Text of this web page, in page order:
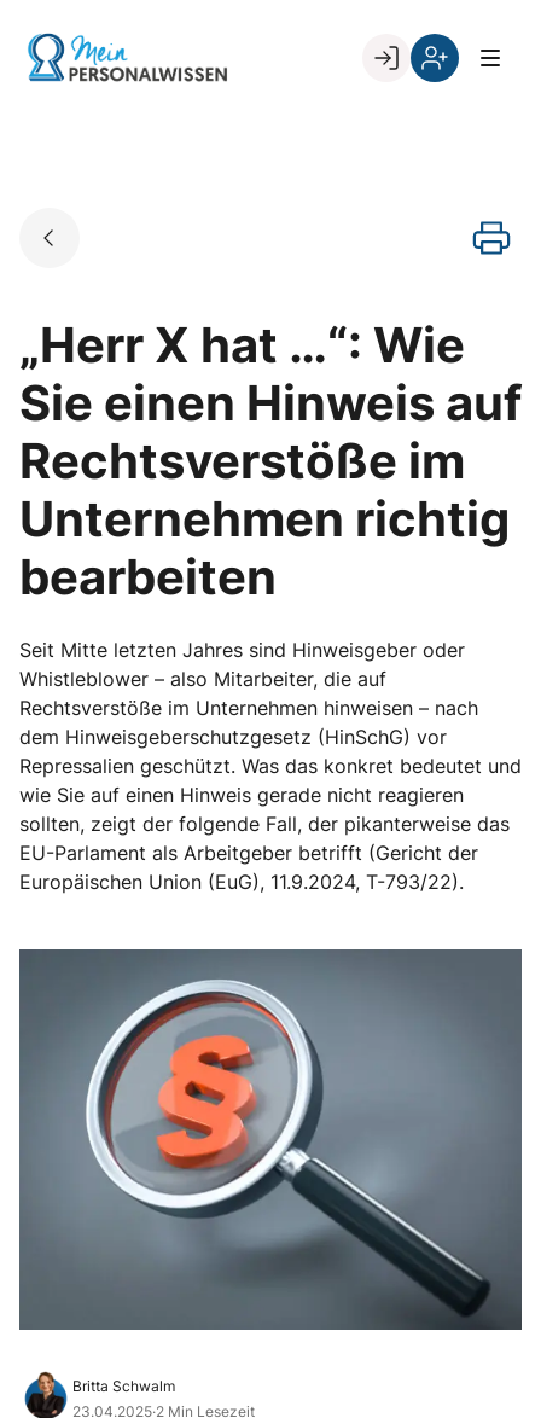
content
Go to landing page.
„Herr X hat …“: Wie
Sie einen Hinweis auf
Rechtsverstöße im
Unternehmen richtig
bearbeiten
Seit Mitte letzten Jahres sind Hinweisgeber oder
Whistleblower – also Mitarbeiter, die auf
Rechtsverstöße im Unternehmen hinweisen – nach
dem Hinweisgeberschutzgesetz (HinSchG) vor
Repressalien geschützt. Was das konkret bedeutet und
wie Sie auf einen Hinweis gerade nicht reagieren
sollten, zeigt der folgende Fall, der pikanterweise das
EU-Parlament als Arbeitgeber betrifft (Gericht der
Europäischen Union (EuG), 11.9.2024, T-793/22).
Britta Schwalm
23.04.2025·2 Min Lesezeit